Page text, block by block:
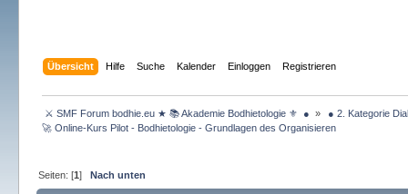
Übersicht Hilfe Suche Kalender Einloggen Registrieren
⚔ SMF Forum bodhie.eu ★ 📚 Akademie Bodhietologie ⚜  ● »
● 2. Kategorie
🚀 Online-Kurs Pilot - Bodhietologie - Grundlagen des Organisieren
Seiten: [1] Nach unten